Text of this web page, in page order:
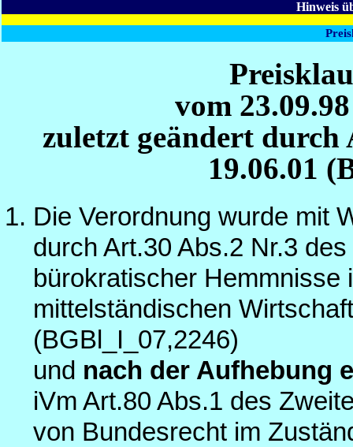
Hinweis
vom
zuletzt geändert durch
19.06.01
Die Verordnung wurde mit
durch Art.30 Abs.2 Nr.3
bürokratischer Hemmnisse
mittelständischen
(BGBl_I_07,2246)
und nach der Aufhebung
iVm Art.80 Abs.1 des
von Bundesrecht im